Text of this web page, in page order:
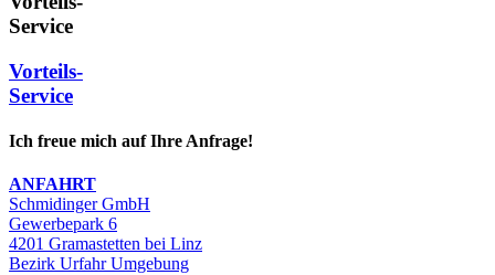
Service
Vorteils-
Service
Ich freue mich auf Ihre Anfrage!
ANFAHRT
Schmidinger GmbH
Gewerbepark 6
4201 Gramastetten bei Linz
Bezirk Urfahr Umgebung